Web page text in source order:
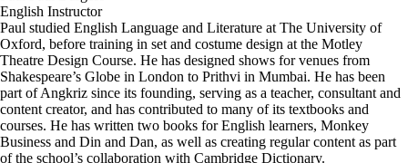
English Instructor
Paul studied English Language and Literature at The University of
Oxford, before training in set and costume design at the Motley
Theatre Design Course. He has designed shows for venues from
Shakespeare’s Globe in London to Prithvi in Mumbai. He has been
part of Angkriz since its founding, serving as a teacher, consultant and
content creator, and has contributed to many of its textbooks and
courses. He has written two books for English learners, Monkey
Business and Din and Dan, as well as creating regular content as part
of the school’s collaboration with Cambridge Dictionary.